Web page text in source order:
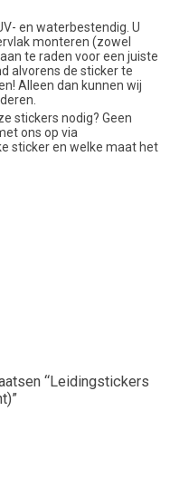
en waterbestendig. U
monteren (zowel
te raden voor een juiste
alvorens de sticker te
Alleen dan kunnen wij
stickers nodig? Geen
ons op via
sticker en welke maat het
“Leidingstickers